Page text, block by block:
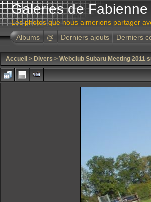
Galeries de
Les photos que nous aimerions partager
Albums
@ Derniers ajouts Derniers
Accueil > Divers > Webclub Subaru Meeting 2011